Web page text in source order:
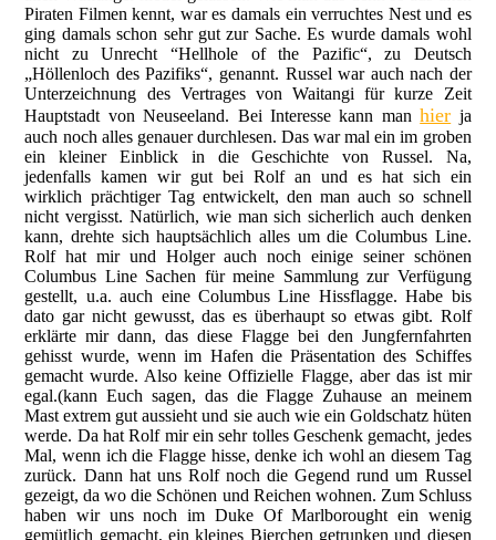
Piraten Filmen kennt, war es damals ein verruchtes Nest und es
ging damals schon sehr gut zur Sache. Es wurde damals wohl
nicht zu Unrecht “Hellhole of the Pazific“, zu Deutsch
„Höllenloch des Pazifiks“, genannt. Russel war auch nach der
Unterzeichnung des Vertrages von Waitangi für kurze Zeit
Hauptstadt von Neuseeland. Bei Interesse kann manhier ja
auch noch alles genauer durchlesen. Das war mal ein im groben
ein kleiner Einblick in die Geschichte von Russel. Na,
jedenfalls kamen wir gut bei Rolf an und es hat sich ein
wirklich prächtiger Tag entwickelt, den man auch so schnell
nicht vergisst. Natürlich, wie man sich sicherlich auch denken
kann, drehte sich hauptsächlich alles um die Columbus Line.
Rolf hat mir und Holger auch noch einige seiner schönen
Columbus Line Sachen für meine Sammlung zur Verfügung
gestellt, u.a. auch eine Columbus Line Hissflagge. Habe bis
dato gar nicht gewusst, das es überhaupt so etwas gibt. Rolf
erklärte mir dann, das diese Flagge bei den Jungfernfahrten
gehisst wurde, wenn im Hafen die Präsentation des Schiffes
gemacht wurde. Also keine Offizielle Flagge, aber das ist mir
egal.(kann Euch sagen, das die Flagge Zuhause an meinem
Mast extrem gut aussieht und sie auch wie ein Goldschatz hüten
werde. Da hat Rolf mir ein sehr tolles Geschenk gemacht, jedes
Mal, wenn ich die Flagge hisse, denke ich wohl an diesem Tag
zurück. Dann hat uns Rolf noch die Gegend rund um Russel
gezeigt, da wo die Schönen und Reichen wohnen. Zum Schluss
haben wir uns noch im Duke Of Marlborought ein wenig
gemütlich gemacht, ein kleines Bierchen getrunken und diesen